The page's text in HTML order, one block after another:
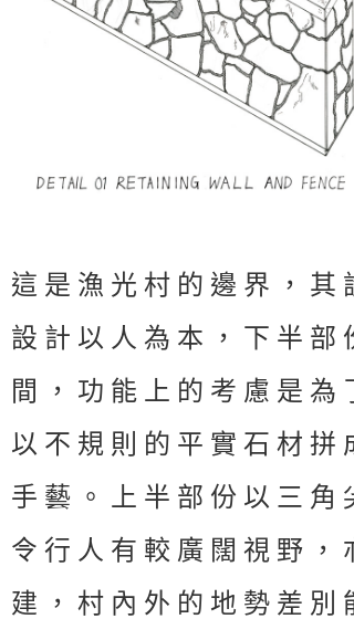
這是漁光村的邊界，其
設計以人為本，下半部
間，功能上的考慮是
以不規則的平實石材拼
手藝。上半部份以三角
令行人有較廣闊視野，
建，村內外的地勢差別